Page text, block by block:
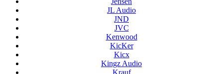
JL Audio
JND
JVC
Kenwood
KicKer
Kicx
Kingz Audio
Krauf